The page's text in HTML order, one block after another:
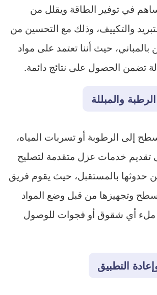
في توفير الطاقة ويقلل من
والتكييف، وذلك مع التحسين من
حيث أننا تعتمد على مواد
تضمن الحصول على نتائج دائمة.
والمبللة
إلى الرطوبة أو تسربات المياه،
تقديم خدمات عزل متقدمة لتصليح
حدوثها بالمستقبل، حيث يقوم فريق
وتجهيزها من قبل وضع المواد
ملء أي شقوق أو فجوات للوصول
التطبيق